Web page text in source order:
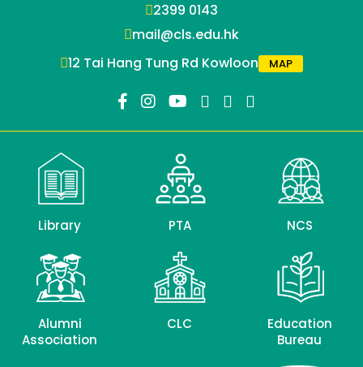
2399 0143
mail@cls.edu.hk
12 Tai Hang Tung Rd Kowloon
MAP
Library PTA NCS
Alumni
Association
CLC
Education
Bureau